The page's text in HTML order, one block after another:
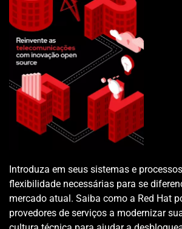
Introduza em seus sistemas e
flexibilidade necessárias para se
mercado atual. Saiba como a Red Hat
provedores de serviços a modernizar